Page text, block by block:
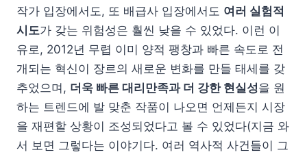
작가 입장에서도, 또 배급사 입장에서도 여러 실험적
시도가 갖는 위험성은 훨씬 낮을 수 있었다. 이런 이
유로, 2012년 무렵 이미 양적 팽창과 빠른 속도로 전
개되는 혁신이 장르의 새로운 변화를 만들 태세를 갖
추었으며, 더욱 빠른 대리만족과 더 강한 현실성을 원
하는 트렌드에 발 맞춘 작품이 나오면 언제든지 시장
을 재편할 상황이 조성되었다고 볼 수 있었다(지금 와
서 보면 그렇다는 이야기다. 여러 역사적 사건들이 그